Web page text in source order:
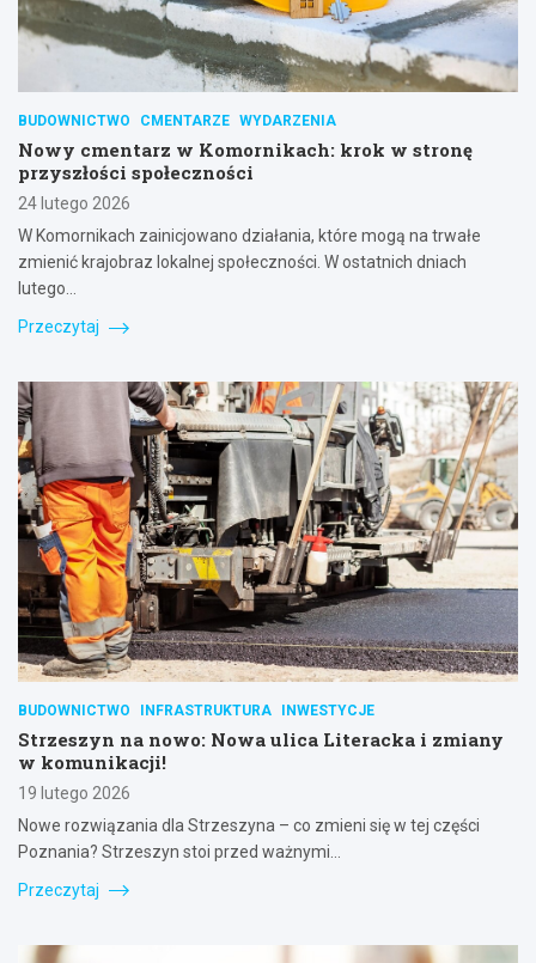
BUDOWNICTWO CMENTARZE WYDARZENIA
Nowy cmentarz w Komornikach: krok w stronę
przyszłości społeczności
24 lutego 2026
W Komornikach zainicjowano działania, które mogą na trwałe
zmienić krajobraz lokalnej społeczności. W ostatnich dniach
lutego…
Przeczytaj
BUDOWNICTWO INFRASTRUKTURA INWESTYCJE
Strzeszyn na nowo: Nowa ulica Literacka i zmiany
w komunikacji!
19 lutego 2026
Nowe rozwiązania dla Strzeszyna – co zmieni się w tej części
Poznania? Strzeszyn stoi przed ważnymi…
Przeczytaj